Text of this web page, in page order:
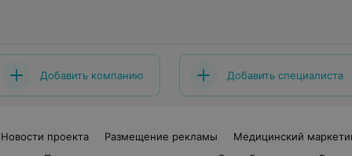
Добавить компанию Добавить специалиста
Новости проекта Размещение рекламы
Медицинский